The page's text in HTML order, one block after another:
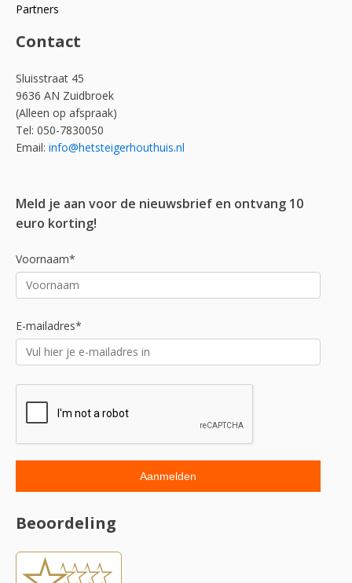
Partners
Contact
Sluisstraat 45
9636 AN Zuidbroek
(Alleen op afspraak)
Tel: 050-7830050
Email: info@hetsteigerhouthuis.nl
Meld je aan voor de nieuwsbrief en ontvang 10
euro korting!
Voornaam*
E-mailadres*
Beoordeling